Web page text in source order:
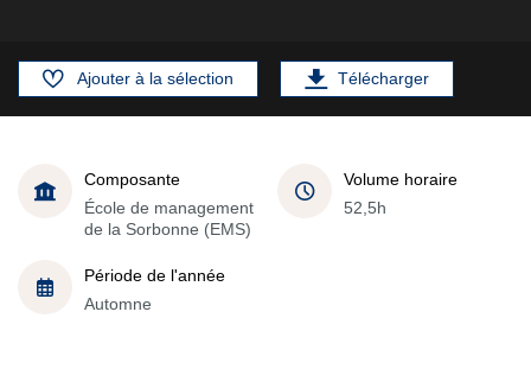
Ajouter à la sélection Télécharger
Composante
École de management
de la Sorbonne (EMS)
Volume horaire
52,5h
Période de l'année
Automne